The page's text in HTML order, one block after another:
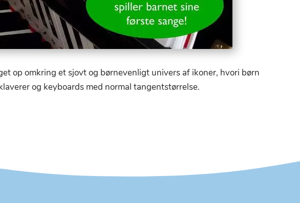
op omkring et sjovt og børnevenligt univers af ikoner, hvori børn
og keyboards med normal tangentstørrelse.